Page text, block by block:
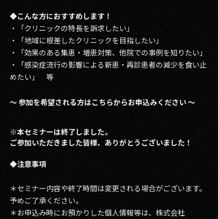
◆こんな方におすすめします！
・「クリニックの特長を訴求したい」
・「地域に根差したクリニックを目指したい」
・「効果のある集患・増患対策、他院での事例を知りたい」
・「感染症流行の影響による新患・再診患者の減少を食い止
めたい」 等
～ 参加を希望される方はこちらからお申込みください ～
※本セミナーは終了しました。
ご参加いただきました皆様、ありがとうございました！
◆注意事項
＊セミナー内容や終了時間は変更される場合がございます。
予めご了承ください。
＊お申込み時にお預かりした個人情報等は、株式会社